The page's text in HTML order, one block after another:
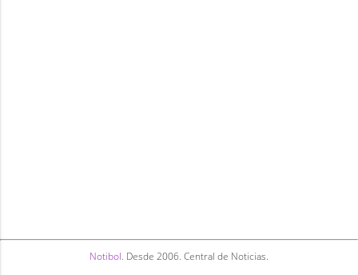
Notibol. Desde 2006. Central de Noticias.